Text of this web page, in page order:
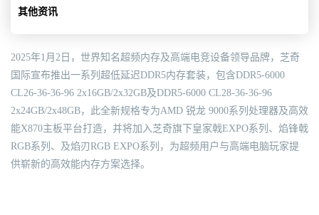
其他资讯
2025年1月2日，世界知名超频内存及高端电竞设备领导品牌，芝奇
国际宣布推出一系列超低延迟DDR5内存套装，包含DDR5-6000
CL26-36-36-96 2x16GB/2x32GB及DDR5-6000 CL28-36-36-96
2x24GB/2x48GB，此全新规格专为AMD 锐龙 9000系列处理器及高效
能X870主板平台打造，并将加入芝奇旗下皇家戟EXPO系列、焰锋戟
RGB系列、及焰刃RGB EXPO系列，为超频用户与高端电脑玩家提
供崭新的高效能内存方案选择。